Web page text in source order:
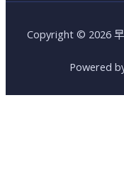
Copyright © 2026
Powered